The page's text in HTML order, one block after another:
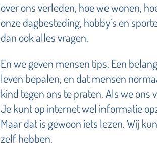
over ons verleden, hoe we wonen,
onze dagbesteding, hobby’s en
dan ook alles vragen.
En we geven mensen tips. Een
leven bepalen, en dat mensen
kind tegen ons te praten. Als we ons
Je kunt op internet wel informatie
Maar dat is gewoon iets lezen. Wij
zelf hebben.